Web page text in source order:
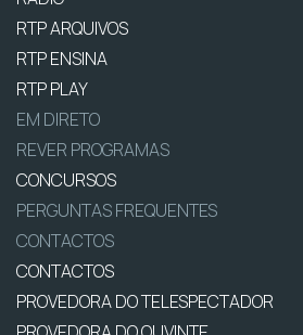
RTP ARQUIVOS
RTP ENSINA
RTP PLAY
EM DIRETO
REVER PROGRAMAS
CONCURSOS
PERGUNTAS FREQUENTES
CONTACTOS
CONTACTOS
PROVEDORA DO TELESPECTADOR